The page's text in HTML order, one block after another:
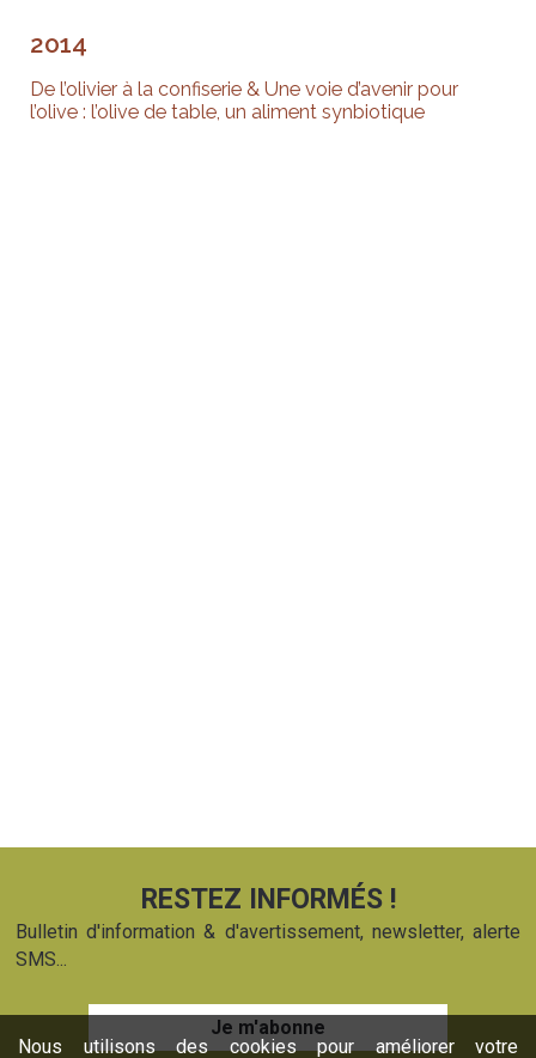
2014
De l’olivier à la confiserie & Une voie d’avenir pour
l’olive : l’olive de table, un aliment synbiotique
RESTEZ INFORMÉS !
Bulletin d'information & d'avertissement, newsletter, alerte
SMS...
Je m'abonne
Nous utilisons des cookies pour améliorer votre